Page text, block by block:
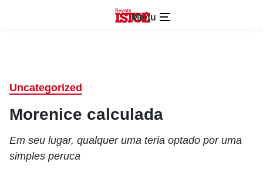
Menu
Uncategorized
Morenice calculada
Em seu lugar, qualquer uma teria optado por uma
simples peruca